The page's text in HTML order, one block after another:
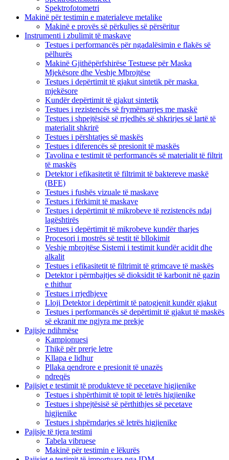
Spektrofotometri
Makinë për testimin e materialeve metalike
Makinë e provës së përkuljes së përsëritur
Instrumenti i zbulimit të maskave
Testues i performancës për ngadalësimin e flakës së
pëlhurës
Makinë Gjithëpërfshirëse Testuese për Maska
Mjekësore dhe Veshje Mbrojtëse
Testues i depërtimit të gjakut sintetik për maska ​​
mjekësore
Kundër depërtimit të gjakut sintetik
Testues i rezistencës së frymëmarrjes me maskë
Testues i shpejtësisë së rrjedhës së shkrirjes së lartë të
materialit shkrirë
Testues i përshtatjes së maskës
Testues i diferencës së presionit të maskës
Tavolina e testimit të performancës së materialit të filtrit
të maskës
Detektor i efikasitetit të filtrimit të baktereve maskë
(BFE)
Testues i fushës vizuale të maskave
Testues i fërkimit të maskave
Testues i depërtimit të mikrobeve të rezistencës ndaj
lagështirës
Testues i depërtimit të mikrobeve kundër tharjes
Procesori i mostrës së testit të bllokimit
Veshje mbrojtëse Sistemi i testimit kundër acidit dhe
alkalit
Testues i efikasitetit të filtrimit të grimcave të maskës
Detektor i përmbajtjes së dioksidit të karbonit në gazin
e thithur
Testues i rrjedhjeve
Lloji Detektor i depërtimit të patogjenit kundër gjakut
Testues i performancës së depërtimit të gjakut të maskës
së ekranit me ngjyra me prekje
Pajisje ndihmëse
Kampionuesi
Thikë për prerje letre
Kllapa e lidhur
Pllaka qendrore e presionit të unazës
ndreqës
Pajisjet e testimit të produkteve të pecetave higjienike
Testues i shpërthimit të topit të letrës higjienike
Testues i shpejtësisë së përthithjes së pecetave
higjienike
Testues i shpërndarjes së letrës higjienike
Pajisje të tjera testimi
Tabela vibruese
Makinë për testimin e lëkurës